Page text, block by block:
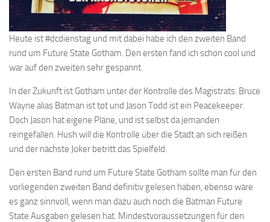
Heute ist #dcdienstag und mit dabei habe ich den zweiten Band
rund um Future State Gotham. Den ersten fand ich schon cool und
war auf den zweiten sehr gespannt.
In der Zukunft ist Gotham unter der Kontrolle des Magistrats. Bruce
Wayne alias Batman ist tot und Jason Todd ist ein Peacekeeper.
Doch Jason hat eigene Pläne, und ist selbst da jemanden
reingefallen. Hush will die Kontrolle über die Stadt an sich reißen
und der nächste Joker betritt das Spielfeld.
Den ersten Band rund um Future State Gotham sollte man für den
vorliegenden zweiten Band definitiv gelesen haben, ebenso wäre
es ganz sinnvoll, wenn man dazu auch noch die Batman Future
State Ausgaben gelesen hat. Mindestvoraussetzungen für den